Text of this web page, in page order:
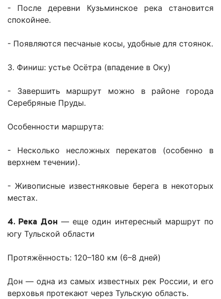
- После деревни Кузьминское река становится
спокойнее.
- Появляются песчаные косы, удобные для стоянок.
3. Финиш: устье Осётра (впадение в Оку)
- Завершить маршрут можно в районе города
Серебряные Пруды.
Особенности маршрута:
- Несколько несложных перекатов (особенно в
верхнем течении).
- Живописные известняковые берега в некоторых
местах.
4. Река Дон — еще один интересный маршрут по
югу Тульской области
Протяжённость: 120–180 км (6–8 дней)
Дон — одна из самых известных рек России, и его
верховья протекают через Тульскую область.